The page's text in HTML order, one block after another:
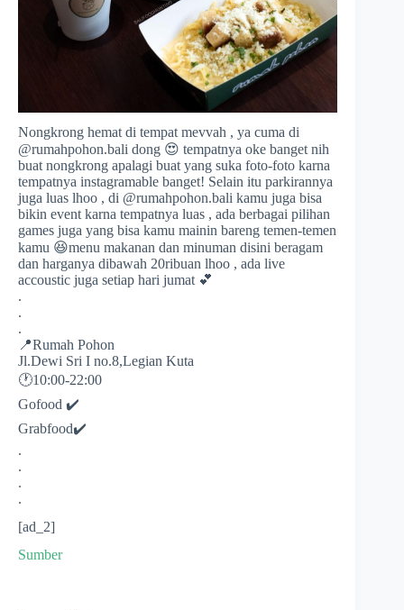
Nongkrong hemat di tempat mevvah , ya cuma di
@rumahpohon.bali dong 😍 tempatnya oke banget nih
buat nongkrong apalagi buat yang suka foto-foto karna
tempatnya instagramable banget! Selain itu parkirannya
juga luas lhoo , di @rumahpohon.bali kamu juga bisa
bikin event karna tempatnya luas , ada berbagai pilihan
games juga yang bisa kamu mainin bareng temen-temen
kamu 😆menu makanan dan minuman disini beragam
dan harganya dibawah 20ribuan lhoo , ada live
accoustic juga setiap hari jumat 💕
.
.
.
📍Rumah Pohon
Jl.Dewi Sri I no.8,Legian Kuta
🕐10:00-22:00
Gofood ✔️
Grabfood✔️
.
.
.
.
[ad_2]
Sumber